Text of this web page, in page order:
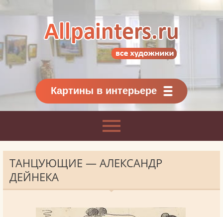
Картины классиков
и современников
Картины в интерьере
ТАНЦУЮЩИЕ — АЛЕКСАНДР
ДЕЙНЕКА